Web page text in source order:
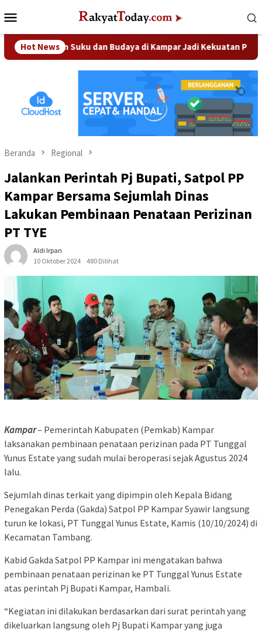
ke
Mobile
Hot News
Suku dan Budaya di Kampar Jadi Kekuatan Persaudaraan
Beranda Regional
Jalankan Perintah Pj Bupati, Satpol PP
Kampar Bersama Sejumlah Dinas
Lakukan Pembinaan Penataan Perizinan
PT TYE
Aldi Irpan
10 Oktober 2024
480 Dilihat
Kampar– Pemerintah Kabupaten (Pemkab) Kampar
laksanakan pembinaan penataan perizinan pada PT Tunggal
Yunus Estate yang sudah mulai beroperasi sejak Agustus 2024
lalu.
Sejumlah dinas terkait yang dipimpin oleh Kepala Bidang
Penegakan Perda (Gakda) Satpol PP Kampar Syawir langsung
turun ke lokasi, PT Tunggal Yunus Estate, Kamis (10/10/2024) di
Kecamatan Tambang.
Kabid Gakda Satpol PP Kampar ini mengatakan bahwa
pembinaan penataan perizinan ke PT Tunggal Yunus Estate
atas perintah Pj Bupati Kampar, Hambali.
“Kegiatan ini dilakukan berdasarkan dari surat perintah yang
dikeluarkan langsung oleh Pj Bupati Kampar yang juga